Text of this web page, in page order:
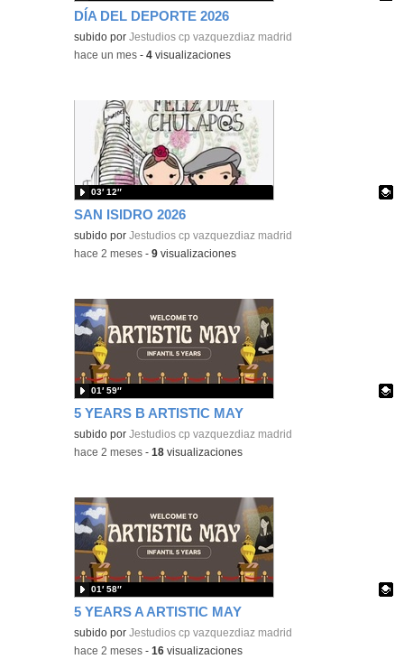
DÍA DEL DEPORTE 2026
Contenido educativo.
subido porJestudios cp vazquezdiaz madrid
-hace un mes -4 visualizaciones
SAN ISIDRO 2026
Contenido educativo.
subido porJestudios cp vazquezdiaz madrid
03′ 12″
-hace 2 meses -9 visualizaciones
5 YEARS B ARTISTIC MAY
Contenido educativo.
subido porJestudios cp vazquezdiaz madrid
01′ 59″
-hace 2 meses -18 visualizaciones
5 YEARS A ARTISTIC MAY
Contenido educativo.
subido porJestudios cp vazquezdiaz madrid
01′ 58″
-hace 2 meses -16 visualizaciones